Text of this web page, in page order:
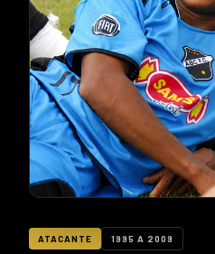
ATACANTE 1995 A 2009